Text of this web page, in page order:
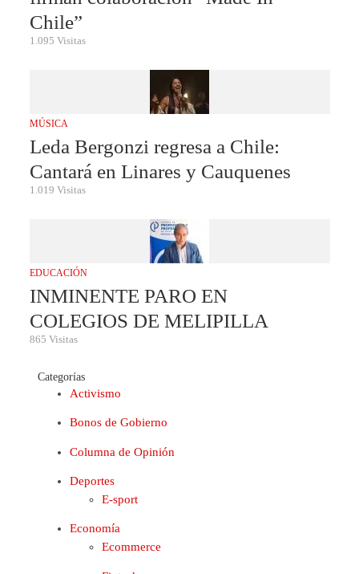
Chile”
1.095 Visitas
MÚSICA
Leda Bergonzi regresa a Chile:
Cantará en Linares y Cauquenes
1.019 Visitas
EDUCACIÓN
INMINENTE PARO EN
COLEGIOS DE MELIPILLA
865 Visitas
Categorías
Activismo
Bonos de Gobierno
Columna de Opinión
Deportes
E-sport
Economía
Ecommerce